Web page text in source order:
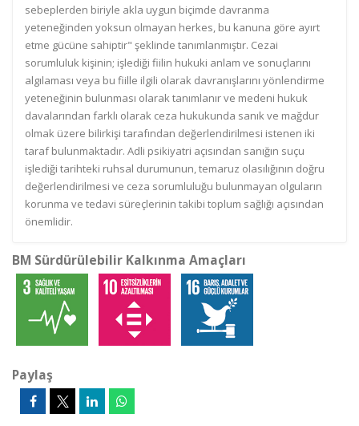
sebeplerden biriyle akla uygun biçimde davranma
yeteneğinden yoksun olmayan herkes, bu kanuna göre ayırt
etme gücüne sahiptir" şeklinde tanımlanmıştır. Cezai
sorumluluk kişinin; işlediği fiilin hukuki anlam ve sonuçlarını
algılaması veya bu fiille ilgili olarak davranışlarını yönlendirme
yeteneğinin bulunması olarak tanımlanır ve medeni hukuk
davalarından farklı olarak ceza hukukunda sanık ve mağdur
olmak üzere bilirkişi tarafından değerlendirilmesi istenen iki
taraf bulunmaktadır. Adli psikiyatri açısından sanığın suçu
işlediği tarihteki ruhsal durumunun, temaruz olasılığının doğru
değerlendirilmesi ve ceza sorumluluğu bulunmayan olguların
korunma ve tedavi süreçlerinin takibi toplum sağlığı açısından
önemlidir.
BM Sürdürülebilir Kalkınma Amaçları
Paylaş